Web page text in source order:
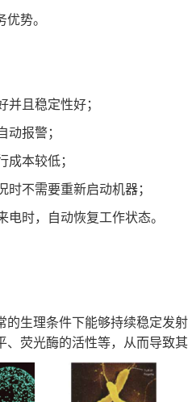
势。
且稳定性好；
报警；
本较低；
不需要重新启动机器；
时，自动恢复工作状态。
的生理条件下能够持续稳定发
、荧光酶的活性等，从而导致其